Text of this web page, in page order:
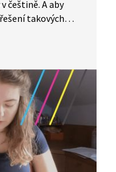
češtině. A aby
takových
komentáře
jiné se také
jsou...